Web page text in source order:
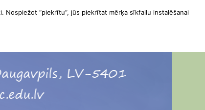
“piekrītu”, jūs piekrītat mērķa sīkfailu instalēšanai